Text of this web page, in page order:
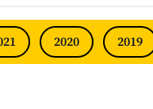
2020 2019